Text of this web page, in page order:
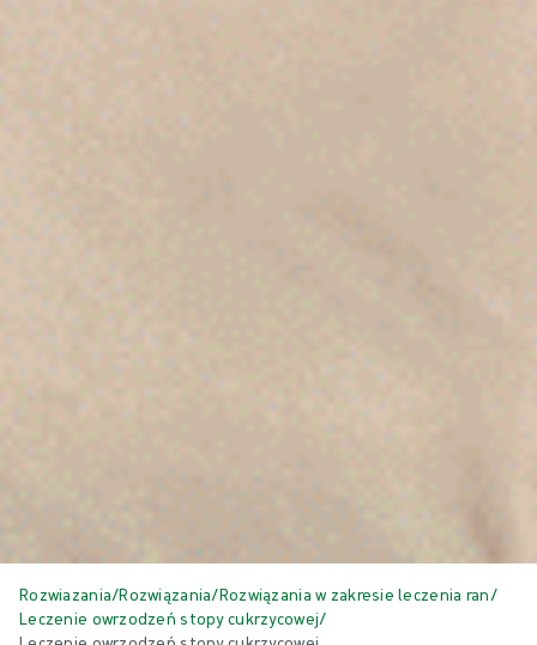
Rozwiazania/Rozwiązania/Rozwiązania w zakresie leczenia ran/
Leczenie owrzodzeń stopy cukrzycowej/